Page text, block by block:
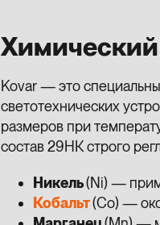
Химический
Kovar — это
светотехнических
размеров при
состав 29НК строго
Никель(Ni) —
Кобальт(Co) —